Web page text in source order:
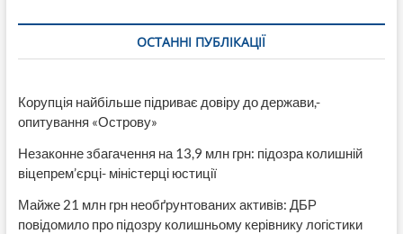
ОСТАННІ ПУБЛІКАЦІЇ
Корупція найбільше підриває довіру до держави,-
опитування «Острову»
Незаконне збагачення на 13,9 млн грн: підозра колишній
віцепрем’єрці- міністерці юстиції
Майже 21 млн грн необґрунтованих активів: ДБР
повідомило про підозру колишньому керівнику логістики